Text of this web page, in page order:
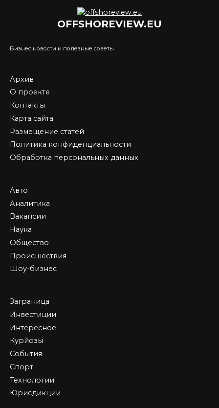
OFFSHOREVIEW.EU
Бизнес новости и полезные советы
Архив
О проекте
Контакты
Карта сайта
Размещение статей
Политика конфиденциальности
Обработка персональных данных
Авто
Аналитика
Вакансии
Наука
Общество
Происшествия
Шоу-бизнес
Заграница
Инвестиции
Интересное
Курйозы
События
Спорт
Технологии
Юрисдикции